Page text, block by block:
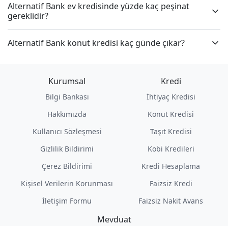
Alternatif Bank ev kredisinde yüzde kaç peşinat
gereklidir?
Alternatif Bank konut kredisi kaç günde çıkar?
Kurumsal
Bilgi Bankası
Hakkımızda
Kullanıcı Sözleşmesi
Gizlilik Bildirimi
Çerez Bildirimi
Kişisel Verilerin Korunması
İletişim Formu
Kredi
İhtiyaç Kredisi
Konut Kredisi
Taşıt Kredisi
Kobi Kredileri
Kredi Hesaplama
Faizsiz Kredi
Faizsiz Nakit Avans
Mevduat